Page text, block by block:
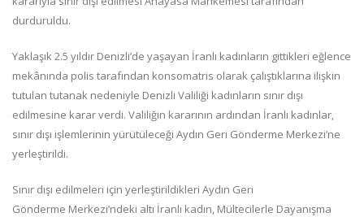
durduruldu.
Yaklaşık 2.5 yıldır Denizli’de yaşayan İranlı kadınların gittikleri eğlence
mekânında polis tarafından konsomatris olarak çalıştıklarına ilişkin
tutulan tutanak nedeniyle Denizli Valiliği kadınların sınır dışı
edilmesine karar verdi. Valiliğin kararının ardından İranlı kadınlar,
sınır dışı işlemlerinin yürütüleceği Aydın Geri Gönderme Merkezi’ne
yerleştirildi.
Sınır dışı edilmeleri için yerleştirildikleri Aydın Geri
Gönderme Merkezi’ndeki altı İranlı kadın, Mültecilerle Dayanışma